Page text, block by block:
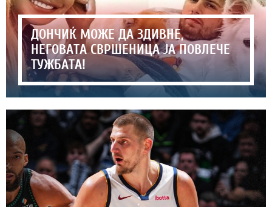
ДОНЧИЌ МОЖЕ ДА ЗДИВНЕ,
НЕГОВАТА СВРШЕНИЦА ЈА ПОВЛЕЧЕ
ТУЖБАТА!